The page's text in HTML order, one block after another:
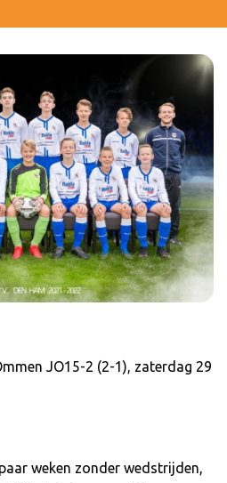
JO15-2 (2-1), zaterdag 29
weken zonder wedstrijden,